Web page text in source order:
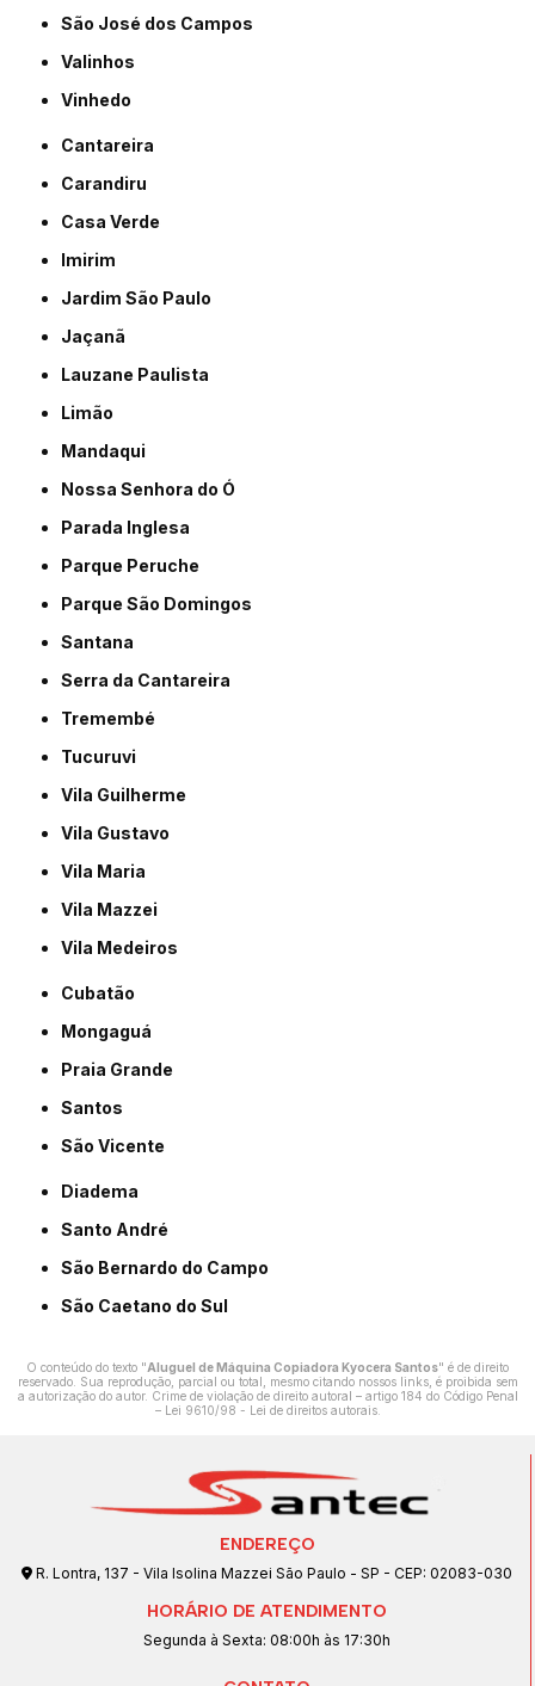
São José dos Campos
Valinhos
Vinhedo
Cantareira
Carandiru
Casa Verde
Imirim
Jardim São Paulo
Jaçanã
Lauzane Paulista
Limão
Mandaqui
Nossa Senhora do Ó
Parada Inglesa
Parque Peruche
Parque São Domingos
Santana
Serra da Cantareira
Tremembé
Tucuruvi
Vila Guilherme
Vila Gustavo
Vila Maria
Vila Mazzei
Vila Medeiros
Cubatão
Mongaguá
Praia Grande
Santos
São Vicente
Diadema
Santo André
São Bernardo do Campo
São Caetano do Sul
O conteúdo do texto "Aluguel de Máquina Copiadora Kyocera Santos" é de direito
reservado. Sua reprodução, parcial ou total, mesmo citando nossos links, é proibida sem
a autorização do autor. Crime de violação de direito autoral – artigo 184 do Código Penal
– Lei 9610/98 - Lei de direitos autorais.
ENDEREÇO
R. Lontra, 137 - Vila Isolina Mazzei São Paulo - SP - CEP: 02083-030
HORÁRIO DE ATENDIMENTO
Segunda à Sexta: 08:00h às 17:30h